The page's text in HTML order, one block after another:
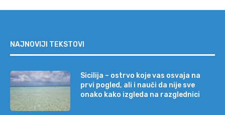
NAJNOVIJI TEKSTOVI
Sicilija – ostrvo koje vas osvaja na
prvi pogled, ali i nauči da nije sve
onako kako izgleda na razglednici